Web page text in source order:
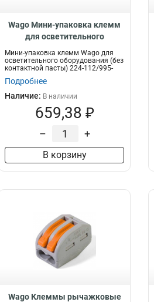
Wago Мини-упаковка клемм
для осветительного
оборудования (без
контактной пасты) 224-
112/995-015, 86575
Мини-упаковка клемм Wago для
осветительного оборудования (без
контактной пасты) 224-112/995-
Подробнее
Наличие: В наличии
659,38 ₽
– +
В корзину
Wago Клеммы рычажковые